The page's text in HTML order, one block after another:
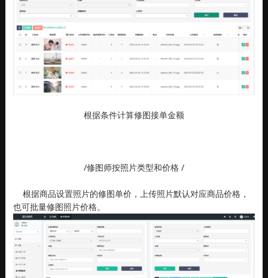
根据条件计算修图接单金额
/修图师按照片类型和价格 /
根据商品设置照片的修图单价，上传照片默认对应商品价格，
也可批量修图照片价格。